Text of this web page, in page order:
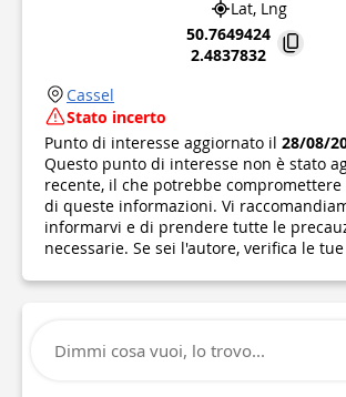
Lat, Lng
50.7649424
2.4837832
Cassel
Stato incerto
Punto di interesse aggiornato il 28/08/
Questo punto di interesse non è stato
recente, il che potrebbe
di queste informazioni. Vi
informarvi e di prendere tutte le
necessarie. Se sei l'autore, verifica le
Dimmi cosa vuoi, lo trovo...